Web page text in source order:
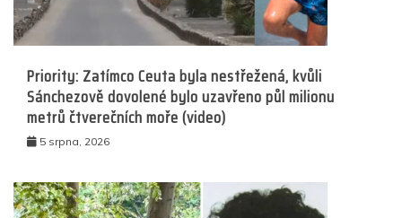
Priority: Zatímco Ceuta byla nestřežená, kvůli
Sánchezově dovolené bylo uzavřeno půl milionu
metrů čtverečních moře (video)
5 srpna, 2026